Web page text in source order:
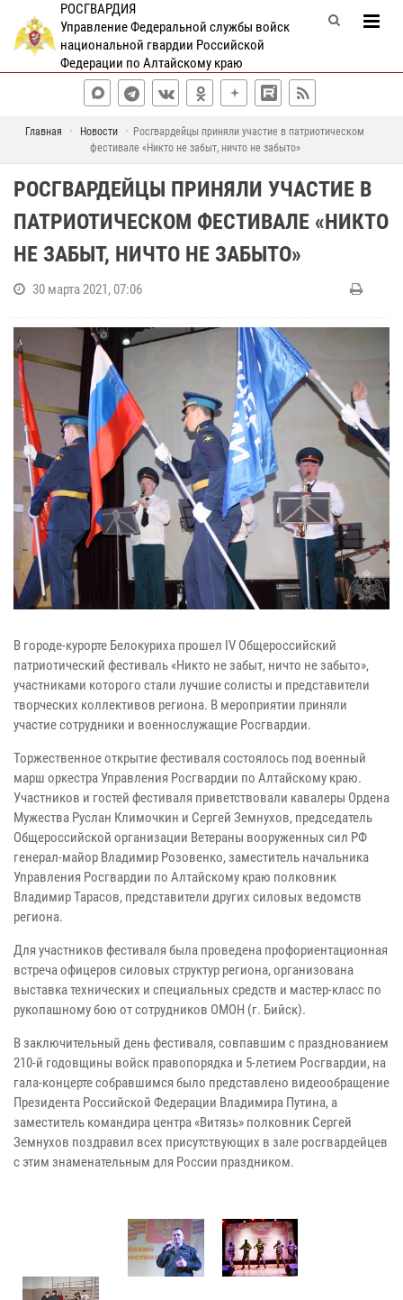
РОСГВАРДИЯ
Управление Федеральной службы войск
национальной гвардии Российской
Федерации по Алтайскому краю
Главная Новости
Росгвардейцы приняли участие в патриотическом
фестивале «Никто не забыт, ничто не забыто»
РОСГВАРДЕЙЦЫ ПРИНЯЛИ УЧАСТИЕ В
ПАТРИОТИЧЕСКОМ ФЕСТИВАЛЕ «НИКТО
НЕ ЗАБЫТ, НИЧТО НЕ ЗАБЫТО»
30 марта 2021, 07:06
В городе-курорте Белокуриха прошел IV Общероссийский
патриотический фестиваль «Никто не забыт, ничто не забыто»,
участниками которого стали лучшие солисты и представители
творческих коллективов региона. В мероприятии приняли
участие сотрудники и военнослужащие Росгвардии.
Торжественное открытие фестиваля состоялось под военный
марш оркестра Управления Росгвардии по Алтайскому краю.
Участников и гостей фестиваля приветствовали кавалеры Ордена
Мужества Руслан Климочкин и Сергей Земнухов, председатель
Общероссийской организации Ветераны вооруженных сил РФ
генерал-майор Владимир Розовенко, заместитель начальника
Управления Росгвардии по Алтайскому краю полковник
Владимир Тарасов, представители других силовых ведомств
региона.
Для участников фестиваля была проведена профориентационная
встреча офицеров силовых структур региона, организована
выставка технических и специальных средств и мастер-класс по
рукопашному бою от сотрудников ОМОН (г. Бийск).
В заключительный день фестиваля, совпавшим с празднованием
210-й годовщины войск правопорядка и 5-летием Росгвардии, на
гала-концерте собравшимся было представлено видеообращение
Президента Российской Федерации Владимира Путина, а
заместитель командира центра «Витязь» полковник Сергей
Земнухов поздравил всех присутствующих в зале росгвардейцев
с этим знаменательным для России праздником.